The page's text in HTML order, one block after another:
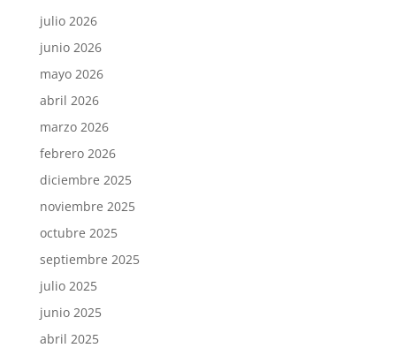
julio 2026
junio 2026
mayo 2026
abril 2026
marzo 2026
febrero 2026
diciembre 2025
noviembre 2025
octubre 2025
septiembre 2025
julio 2025
junio 2025
abril 2025